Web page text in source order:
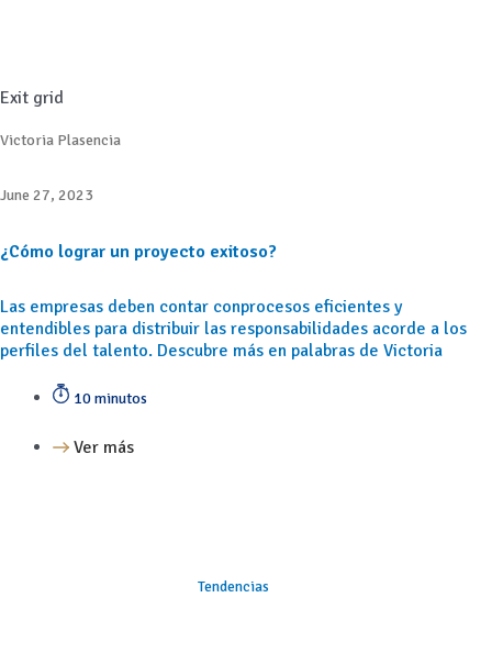
Exit grid
Victoria Plasencia
June 27, 2023
¿Cómo lograr un proyecto exitoso?
Las empresas deben contar conprocesos eficientes y
entendibles para distribuir las responsabilidades acorde a los
perfiles del talento. Descubre más en palabras de Victoria
10 minutos
Ver más
Tendencias